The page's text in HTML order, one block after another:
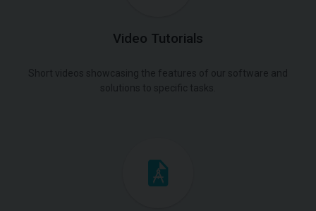
Video Tutorials
Short videos showcasing the features of our software and
solutions to specific tasks.